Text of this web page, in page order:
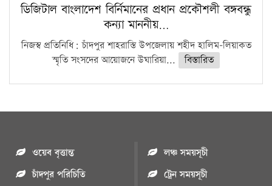
ডিজিটাল বাংলাদেশ বির্নিমানের প্রধান প্রকৌশলী বঙ্গবন্ধু
কন্যা মাননীয়…
নিজস্ব প্রতিনিধি: চাঁদপুর শাহরাস্তি উপজেলায় শহীদ হালিম-লিয়াকত
স্মৃতি সংসদের আয়োজনে উঘারিয়া...
বিস্তারিত
ওয়েব বৃত্তান্ত
চাঁদপুর পরিচিতি
লঞ্চ সময়সূচী
ট্রেন সময়সূচী